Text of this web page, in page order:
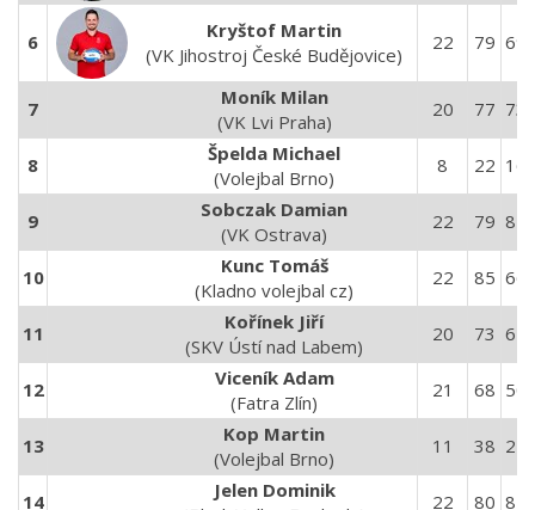
6
Kryštof Martin
(VK Jihostroj České Budějovice)
22 79 69
7
Moník Milan
(VK Lvi Praha)
20 77 73
8
Špelda Michael
(Volejbal Brno)
8 22 16
9
Sobczak Damian
(VK Ostrava)
22 79 87
10
Kunc Tomáš
(Kladno volejbal cz)
22 85 66
11
Kořínek Jiří
(SKV Ústí nad Labem)
20 73 65
12
Viceník Adam
(Fatra Zlín)
21 68 50
13
Kop Martin
(Volejbal Brno)
11 38 25
14
Jelen Dominik
22 80 81